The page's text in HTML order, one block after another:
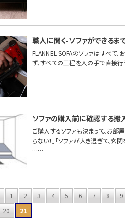
職人に聞く-ソファができるま
FLANNEL SOFAのソファはすべて
ず、すべての工程を人の手で直接
ソファの購入前に確認する搬
ご購入するソファも決まって、お部
らない！」「ソファが大き過ぎて、
……
1 2 3 4 5 6 7 8 9
20 21